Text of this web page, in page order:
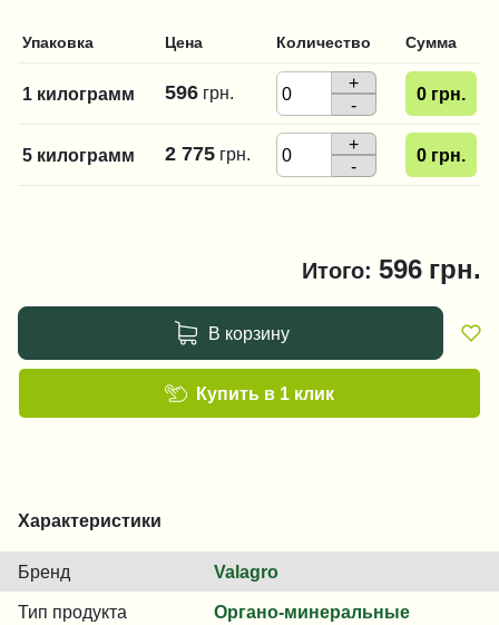
Упаковка Цена Количество Сумма
1 килограмм 596 грн.
+
-
0 грн.
5 килограмм 2 775 грн.
+
-
0 грн.
Итого: 596 грн.
В корзину
Купить в 1 клик
Характеристики
Бренд Valagro
Тип продукта
Органо-минеральные